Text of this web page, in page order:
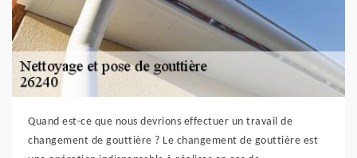
Quand est-ce que nous devrions effectuer un travail de
changement de gouttière ? Le changement de gouttière est